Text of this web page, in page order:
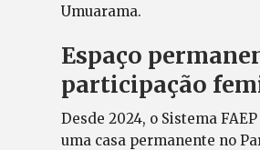
Umuarama.
Espaço
participação
Desde 2024, o Sistema
uma casa permanente no